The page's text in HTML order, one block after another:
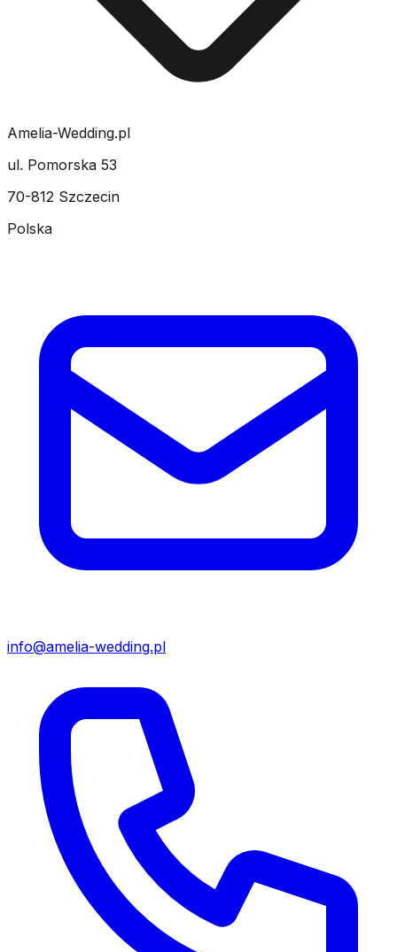
Amelia-Wedding.pl
ul. Pomorska 53
70-812 Szczecin
Polska
info@amelia-wedding.pl